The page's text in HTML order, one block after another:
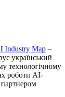
Industry Map –
український
технологічному
роботи АІ-
партнером